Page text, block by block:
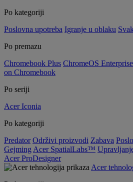
Po kategoriji
Poslovna upotreba Igranje u oblaku
Po premazu
Chromebook Plus ChromeOS
on Chromebook
Po seriji
Acer Iconia
Po kategoriji
Predator Održivi proizvodi Zabava
Gejming Acer SpatialLabs™
Acer ProDesigner
Acer